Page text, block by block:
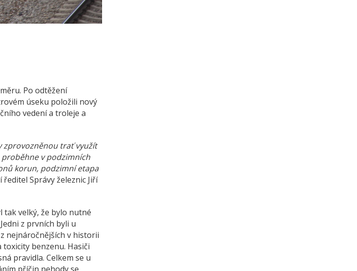
Po odtěžení
úseku položili nový
vedení a troleje a
zprovozněnou trať využít
v podzimních
korun, podzimní etapa
Správy železnic Jiří
tak velký, že bylo nutné
z prvních byli u
nejnáročnějších v historii
benzenu. Hasiči
pravidla. Celkem se u